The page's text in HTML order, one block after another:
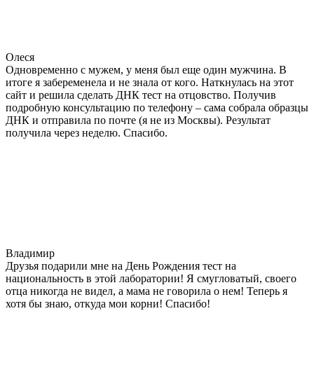
Олеся
Одновременно с мужем, у меня был еще один мужчина. В
итоге я забеременела и не знала от кого. Наткнулась на этот
сайт и решила сделать ДНК тест на отцовство. Получив
подробную консультацию по телефону – сама собрала образцы
ДНК и отправила по почте (я не из Москвы). Результат
получила через неделю. Спасибо.
Владимир
Друзья подарили мне на День Рождения тест на
национальность в этой лаборатории! Я смугловатый, своего
отца никогда не видел, а мама не говорила о нем! Теперь я
хотя бы знаю, откуда мои корни! Спасибо!